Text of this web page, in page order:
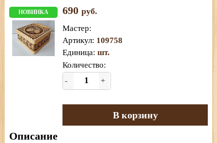
НОВИНКА 690 руб.
Мастер:
Артикул: 109758
Единица: шт.
Количество:
- +
В корзину
Описание